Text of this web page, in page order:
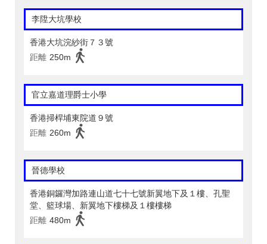
李陞大坑學校
香港大坑浣紗街７３號
距離 250m
官立嘉道理爵士小學
香港掃桿埔東院道９號
距離 260m
晉德學校
香港銅鑼灣加路連山道七十七號新翼地下及１樓、孔聖
堂、籃球場、新翼地下樓梯及１樓樓梯
距離 480m